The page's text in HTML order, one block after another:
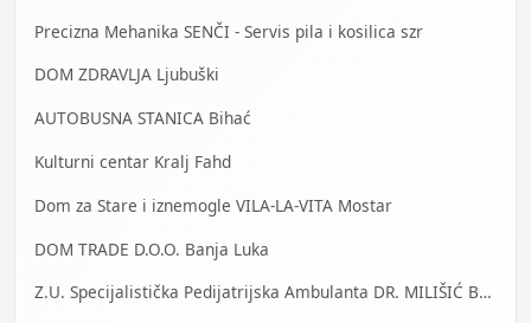
Precizna Mehanika SENČI - Servis pila i kosilica szr
DOM ZDRAVLJA Ljubuški
AUTOBUSNA STANICA Bihać
Kulturni centar Kralj Fahd
Dom za Stare i iznemogle VILA-LA-VITA Mostar
DOM TRADE D.O.O. Banja Luka
Z.U. Specijalistička Pedijatrijska Ambulanta DR. MILIŠIĆ Banja Luka